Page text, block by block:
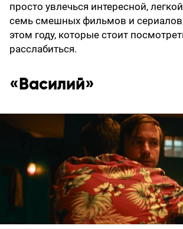
просто увлечься интересной,
семь смешных фильмов и
этом году, которые стоит
расслабиться.
«Василий»